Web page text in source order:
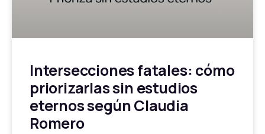
Intersecciones fatales: cómo
priorizarlas sin estudios
eternos según Claudia
Romero